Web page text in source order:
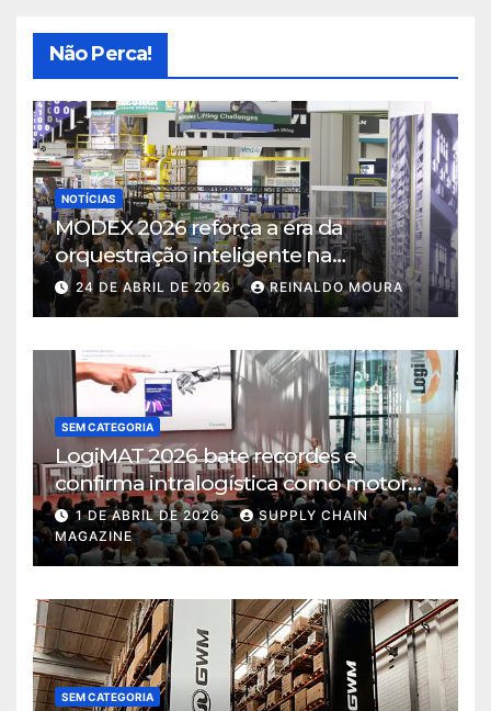
Não Perca!
NOTÍCIAS
MODEX 2026 reforça a era da
orquestração inteligente na
intralogística
24 DE ABRIL DE 2026 REINALDO MOURA
SEM CATEGORIA
LogiMAT 2026 bate recordes e
confirma intralogística como motor
de decisão em tempos de incerteza
1 DE ABRIL DE 2026
SUPPLY CHAIN
MAGAZINE
SEM CATEGORIA